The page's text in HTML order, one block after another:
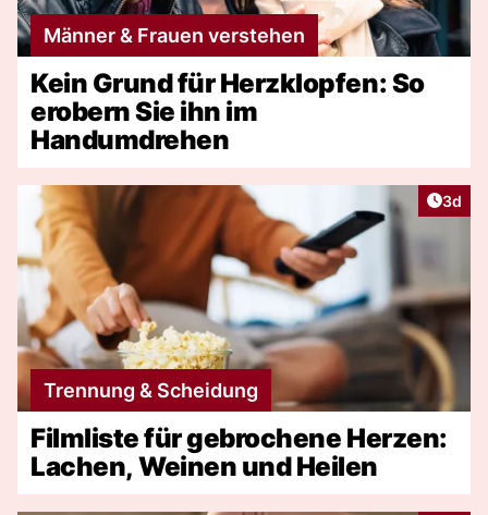
Männer & Frauen verstehen
Kein Grund für Herzklopfen: So
erobern Sie ihn im
Handumdrehen
3d
Trennung & Scheidung
Filmliste für gebrochene Herzen:
Lachen, Weinen und Heilen